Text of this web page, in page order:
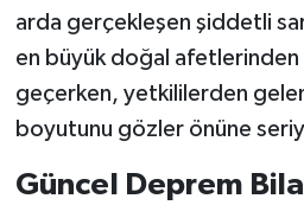
arda gerçekleşen şiddetli
en büyük doğal afetlerinden
geçerken, yetkililerden
boyutunu gözler önüne
Güncel Deprem